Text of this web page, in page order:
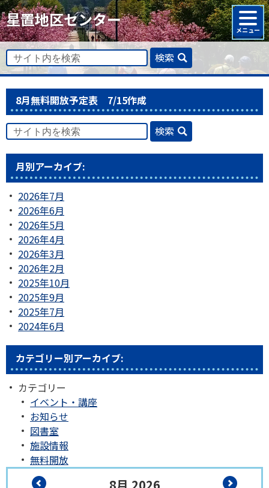
星置地区センター
検索
8月無料開放予定表 7/15作成
検索
月別アーカイブ:
2026年7月
2026年6月
2026年5月
2026年4月
2026年3月
2026年2月
2025年10月
2025年9月
2025年7月
2024年6月
カテゴリー別アーカイブ:
カテゴリー
イベント・講座
お知らせ
図書室
施設情報
無料開放